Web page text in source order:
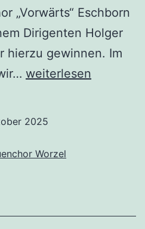
„Vorwärts“ Eschborn
Dirigenten Holger
hierzu gewinnen. Im
Jahreskonzert
2025
weiterlesen
2025
Worzel